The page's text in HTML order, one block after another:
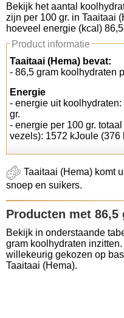
Koolhydraten tellen
Links
Bekijk het aantal
zijn per 100 gr. in Taaitaai
hoeveel energie (kcal)
Product informatie
Taaitaai (Hema) bevat:
- 86,5 gram koolhydraten
Energie
- energie uit
gr.
- energie per 100 gr.
vezels): 1572 kJoule (376
Taaitaai (Hema) komt
snoep en suikers.
Producten met
Bekijk in onderstaande
gram koolhydraten
willekeurig gekozen op
Taaitaai (Hema).